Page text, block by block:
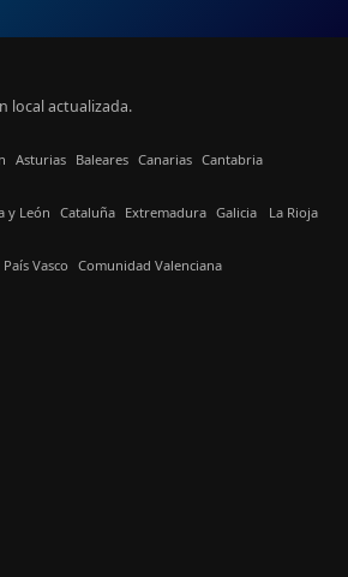
local actualizada.
Asturias Baleares Canarias Cantabria
y León Cataluña Extremadura Galicia La Rioja
País Vasco Comunidad Valenciana